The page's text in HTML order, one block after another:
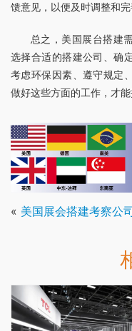
馈意见，以便及时调整和
总之，美国展台搭建
选择合适的搭建公司、确
考虑环保因素、遵守规定
做好这些方面的工作，才
« 美国展会搭建考察公